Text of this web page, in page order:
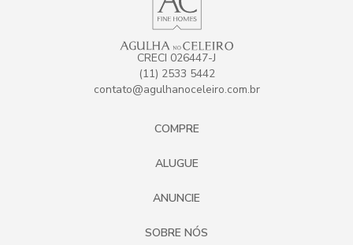
CRECI 026447-J
(11) 2533 5442
contato@agulhanoceleiro.com.br
COMPRE
ALUGUE
ANUNCIE
SOBRE NÓS